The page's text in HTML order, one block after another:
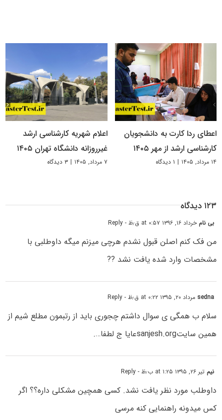
اعطای ردا کارت به دانشجویان
کارشناسی ارشد از مهر ۱۴۰۵
۱۴ مرداد, ۱۴۰۵ | ۱ دیدگاه
اعلام شهریه کارشناسی ارشد
غیرروزانه دانشگاه تهران ۱۴۰۵
۷ مرداد, ۱۴۰۵ | ۳ دیدگاه
۱۲۳ دیدگاه
بی نام خرداد ۱۶, ۱۳۹۶ at ۰:۵۷ ق٫ظ - Reply
من فک کنم اصلن قبول نشدم هرچی میزنم میگه داوطلبی با
مشخصات وارد شده یافت نشد ??
sedna مرداد ۲۰, ۱۳۹۵ at ۰:۲۲ ق٫ظ - Reply
سلام ب همگی ی سوال داشتم چجوری باید از رتبمون مطلع شیم از
همین سایتsanjesh.orgعایا ج لطفا….
نیم تیر ۲۶, ۱۳۹۵ at ۱:۲۵ ب٫ظ - Reply
داوطلب مورد نظر یافت نشد. کسی همچین مشکلی داره؟؟ اگر
کس میدونه راهنمایی کنه مرسی